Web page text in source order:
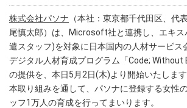
株式会社パソナ （本社：東京都千代田区、代
尾慎太郎）は、Microsoft社と連携し、エキス
遣スタッフ)を対象に日本国内の人材サービス
デジタル人材育成プログラム「Code; Without
の提供を、本日5月2日(木)より開始いたします
本取り組みを通して、パソナに登録する女性
ッフ1万人の育成を行ってまいります。